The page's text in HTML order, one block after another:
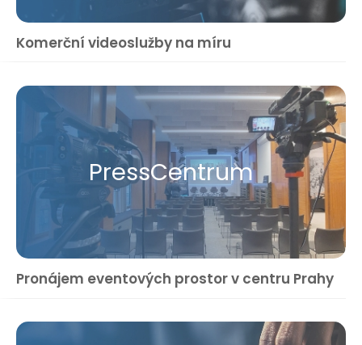
Komerční videoslužby na míru
Press​Centrum
Pronájem eventových prostor v centru Prahy